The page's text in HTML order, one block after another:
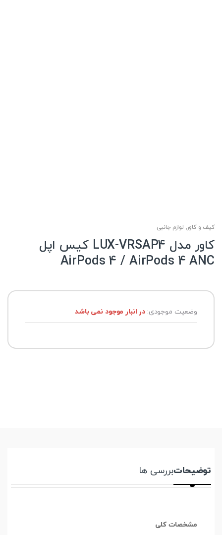
کیف و کاور, لوازم جانبی
کاور مدل LUX-VRSAP4 کیس اپل
AirPods 4 / AirPods 4 ANC
وضعیت موجودی:در انبار موجود نمی باشد
توضیحاتبررسی ها
مشخصات کلی